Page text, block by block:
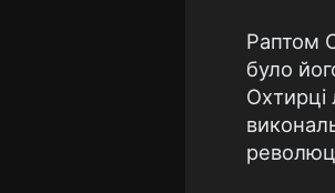
Раптом
було
Охтирці